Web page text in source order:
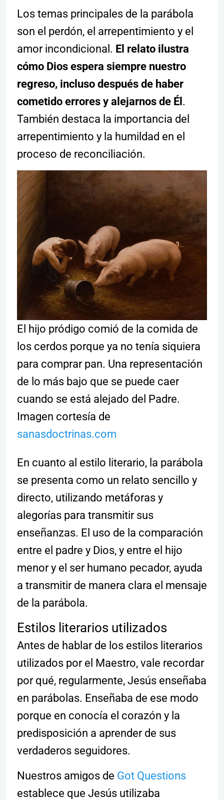
Los temas principales de la parábola
son el perdón, el arrepentimiento y el
amor incondicional. El relato ilustra
cómo Dios espera siempre nuestro
regreso, incluso después de haber
cometido errores y alejarnos de Él .
También destaca la importancia del
arrepentimiento y la humildad en el
proceso de reconciliación.
El hijo pródigo comió de la comida de
los cerdos porque ya no tenía siquiera
para comprar pan. Una representación
de lo más bajo que se puede caer
cuando se está alejado del Padre.
Imagen cortesía de
sanasdoctrinas.com
En cuanto al estilo literario, la parábola
se presenta como un relato sencillo y
directo, utilizando metáforas y
alegorías para transmitir sus
enseñanzas. El uso de la comparación
entre el padre y Dios, y entre el hijo
menor y el ser humano pecador, ayuda
a transmitir de manera clara el mensaje
de la parábola.
Estilos literarios utilizados
Antes de hablar de los estilos literarios
utilizados por el Maestro, vale recordar
por qué, regularmente, Jesús enseñaba
en parábolas. Enseñaba de ese modo
porque en conocía el corazón y la
predisposición a aprender de sus
verdaderos seguidores.
Nuestros amigos de Got Questions
establece que Jesús utilizaba